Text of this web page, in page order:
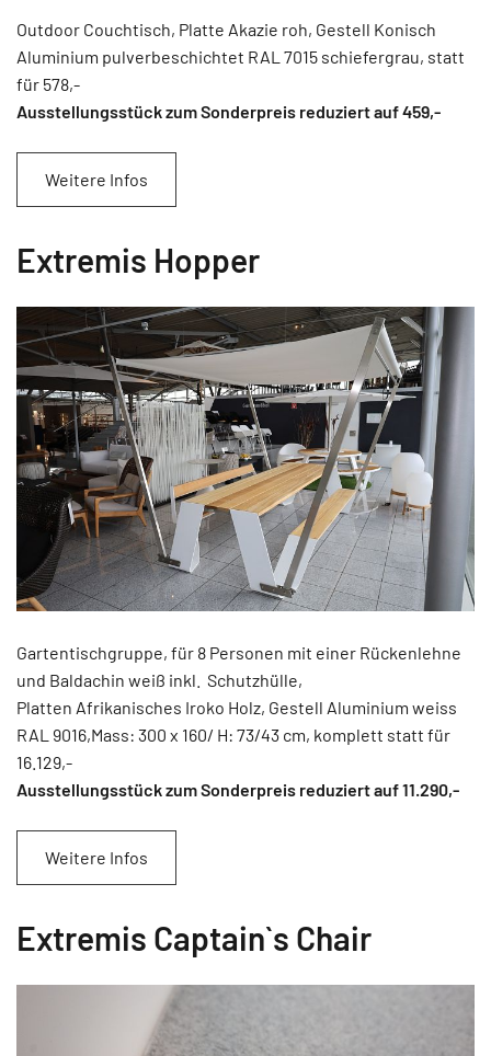
Outdoor Couchtisch, Platte Akazie roh, Gestell Konisch
Aluminium pulverbeschichtet RAL 7015 schiefergrau, statt
für 578,-
Ausstellungsstück zum Sonderpreis reduziert auf 459,-
Weitere Infos
Extremis Hopper
Gartentischgruppe, für 8 Personen mit einer Rückenlehne
und Baldachin weiß inkl. Schutzhülle,
Platten Afrikanisches Iroko Holz, Gestell Aluminium weiss
RAL 9016,Mass: 300 x 160/ H: 73/43 cm, komplett statt für
16.129,-
Ausstellungsstück zum Sonderpreis reduziert auf 11.290,-
Weitere Infos
Extremis Captain`s Chair